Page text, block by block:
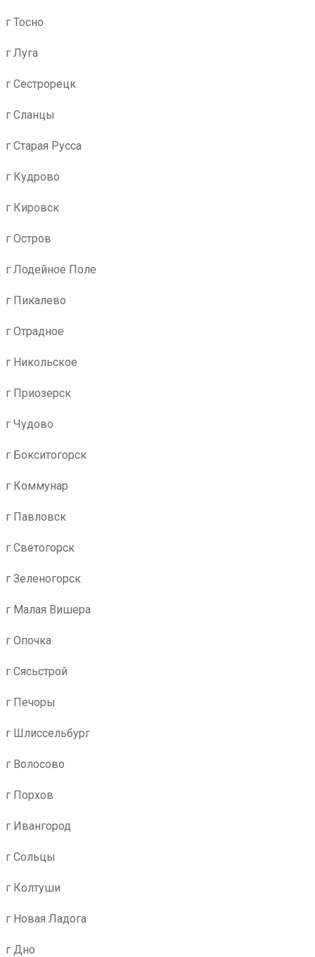
г Тосно
г Луга
г Сестрорецк
г Сланцы
г Старая Русса
г Кудрово
г Кировск
г Остров
г Лодейное Поле
г Пикалево
г Отрадное
г Никольское
г Приозерск
г Чудово
г Бокситогорск
г Коммунар
г Павловск
г Светогорск
г Зеленогорск
г Малая Вишера
г Опочка
г Сясьстрой
г Печоры
г Шлиссельбург
г Волосово
г Порхов
г Ивангород
г Сольцы
г Колтуши
г Новая Ладога
г Дно